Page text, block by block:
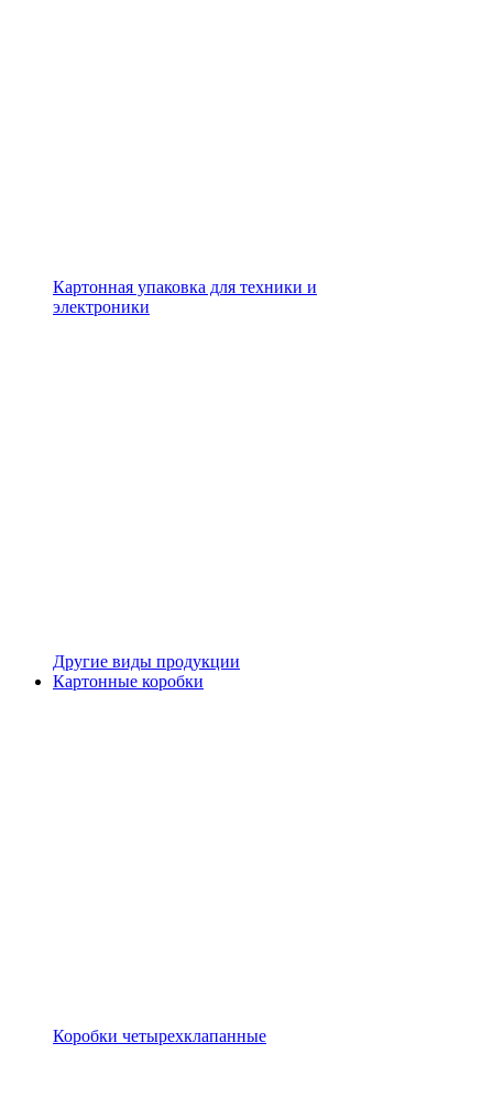
Картонная упаковка для техники и
электроники
Другие виды продукции
Картонные коробки
Коробки четырехклапанные